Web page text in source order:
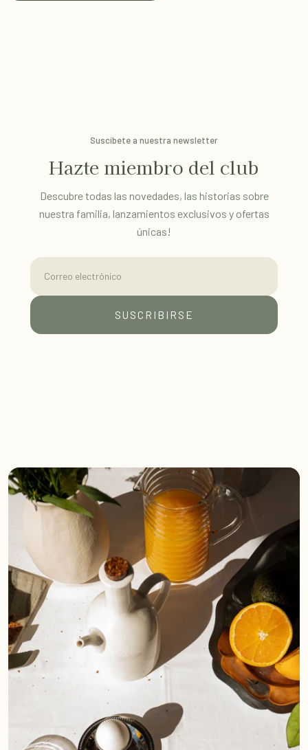
Suscíbete a nuestra newsletter
Hazte miembro del club
Descubre todas las novedades, las historias sobre
nuestra familia, lanzamientos exclusivos y ofertas
únicas!
Correo electrónico
SUSCRIBIRSE